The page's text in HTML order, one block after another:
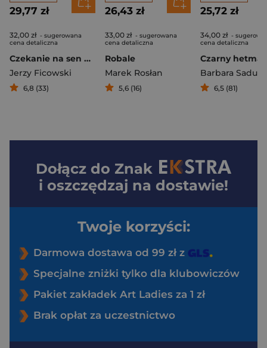
29,77 zł
32,00 zł - sugerowana
cena detaliczna
Czekanie na sen psa
Jerzy Ficowski
6,8 (33)
26,43 zł
33,00 zł - sugerowana
cena detaliczna
Robale
Marek Rosłan
5,6 (16)
25,72 zł
34,00 zł -
cena detaliczna
Czarny
Barbara
6,5 (81)
Dołącz do Znak
i oszczędzaj na dostawie!
Twoje korzyści:
Darmowa dostawa od 99 zł z
Specjalne zniżki tylko dla klubowiczów
Pakiet zakładek Art Ladies za 1 zł
Brak opłat za uczestnictwo